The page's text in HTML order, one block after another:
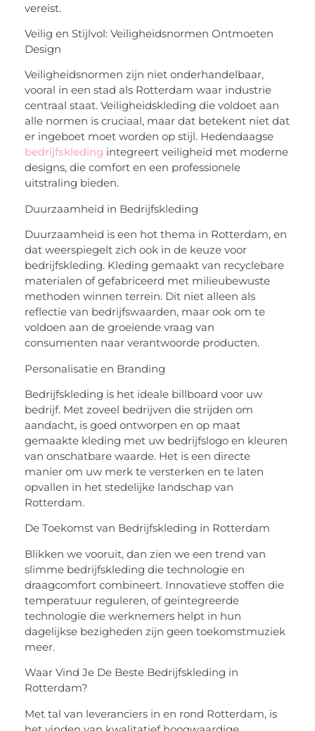
vereist.
Veilig en Stijlvol: Veiligheidsnormen Ontmoeten
Design
Veiligheidsnormen zijn niet onderhandelbaar,
vooral in een stad als Rotterdam waar industrie
centraal staat. Veiligheidskleding die voldoet aan
alle normen is cruciaal, maar dat betekent niet dat
er ingeboet moet worden op stijl. Hedendaagse
bedrijfskleding integreert veiligheid met moderne
designs, die comfort en een professionele
uitstraling bieden.
Duurzaamheid in Bedrijfskleding
Duurzaamheid is een hot thema in Rotterdam, en
dat weerspiegelt zich ook in de keuze voor
bedrijfskleding. Kleding gemaakt van recyclebare
materialen of gefabriceerd met milieubewuste
methoden winnen terrein. Dit niet alleen als
reflectie van bedrijfswaarden, maar ook om te
voldoen aan de groeiende vraag van
consumenten naar verantwoorde producten.
Personalisatie en Branding
Bedrijfskleding is het ideale billboard voor uw
bedrijf. Met zoveel bedrijven die strijden om
aandacht, is goed ontworpen en op maat
gemaakte kleding met uw bedrijfslogo en kleuren
van onschatbare waarde. Het is een directe
manier om uw merk te versterken en te laten
opvallen in het stedelijke landschap van
Rotterdam.
De Toekomst van Bedrijfskleding in Rotterdam
Blikken we vooruit, dan zien we een trend van
slimme bedrijfskleding die technologie en
draagcomfort combineert. Innovatieve stoffen die
temperatuur reguleren, of geïntegreerde
technologie die werknemers helpt in hun
dagelijkse bezigheden zijn geen toekomstmuziek
meer.
Waar Vind Je De Beste Bedrijfskleding in
Rotterdam?
Met tal van leveranciers in en rond Rotterdam, is